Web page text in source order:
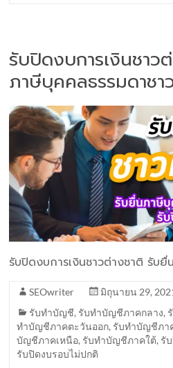
รับปิดงบการเงินชาว
ภาษีบุคคลธรรมดาชา
รับปิดงบการเงินชาวต่างชาติ รับยื่
SEOwriter
มิถุนายน 29,
รับทำบัญชี, รับทำบัญชีภาคกลาง,
ทำบัญชีภาคตะวันออก, รับทำบัญชีภา
บัญชีภาคเหนือ, รับทำบัญชีภาคใต้, รั
รับปิดงบรอบไม่ปกติ